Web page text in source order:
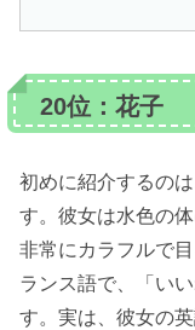
20位：花子
初めに紹介するの
す。彼女は水色の
非常にカラフルで
ランス語で、「い
す。実は、彼女の